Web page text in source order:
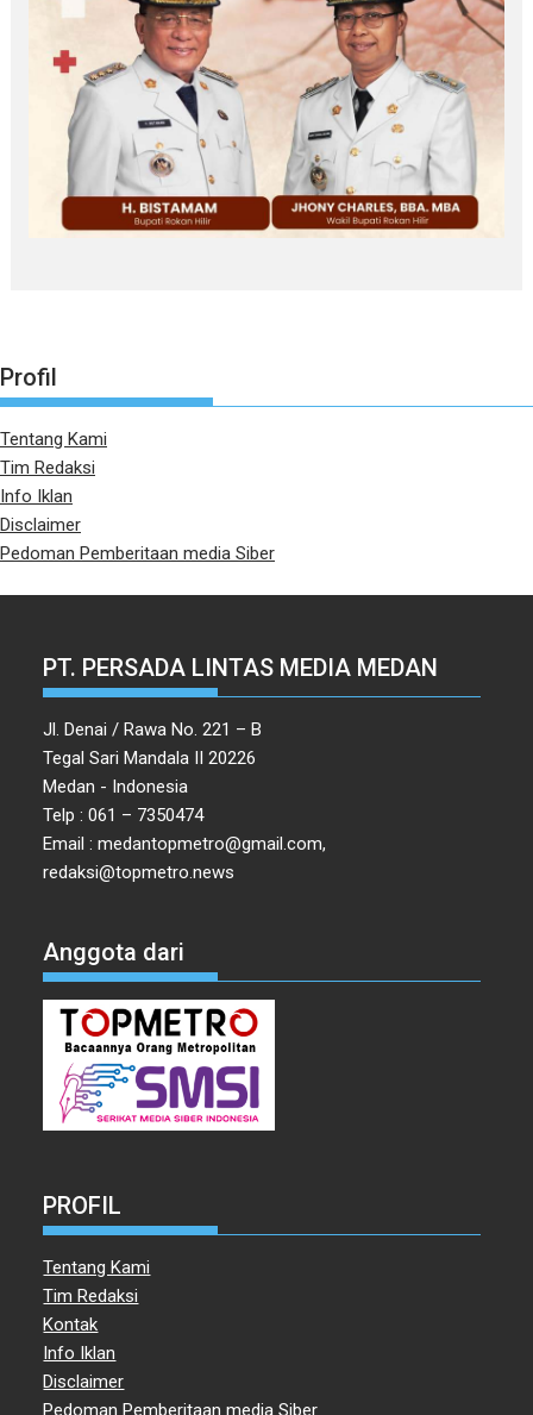
Profil
Tentang Kami
Tim Redaksi
Info Iklan
Disclaimer
Pedoman Pemberitaan media Siber
PT. PERSADA LINTAS MEDIA MEDAN
Jl. Denai / Rawa No. 221 – B
Tegal Sari Mandala II 20226
Medan - Indonesia
Telp : 061 – 7350474
Email : medantopmetro@gmail.com,
redaksi@topmetro.news
Anggota dari
PROFIL
Tentang Kami
Tim Redaksi
Kontak
Info Iklan
Disclaimer
Pedoman Pemberitaan media Siber